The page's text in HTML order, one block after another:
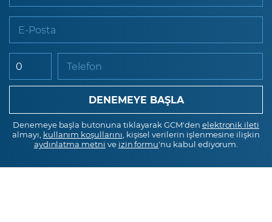
E-Posta
Telefon
Denemeye başla butonuna tıklayarak GCM'den elektronik ileti
almayı, kullanım koşullarını , kişisel verilerin işlenmesine ilişkin
aydınlatma metni ve izin formu'nu kabul ediyorum.